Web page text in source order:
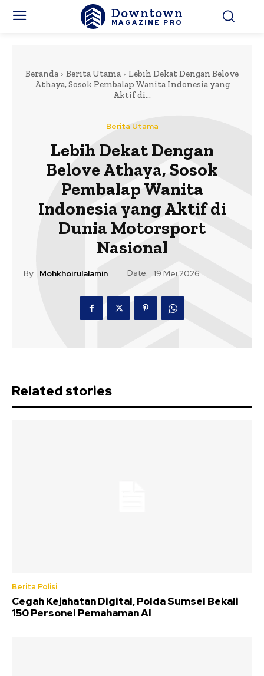
Downtown
MAGAZINE PRO
Beranda Berita Utama
Lebih Dekat Dengan Belove
Athaya, Sosok Pembalap Wanita Indonesia yang
Aktif di...
Berita Utama
Lebih Dekat Dengan
Belove Athaya, Sosok
Pembalap Wanita
Indonesia yang Aktif di
Dunia Motorsport
Nasional
By: Mohkhoirulalamin Date: 19 Mei 2026
Related stories
Berita Polisi
Cegah Kejahatan Digital, Polda Sumsel Bekali
150 Personel Pemahaman AI